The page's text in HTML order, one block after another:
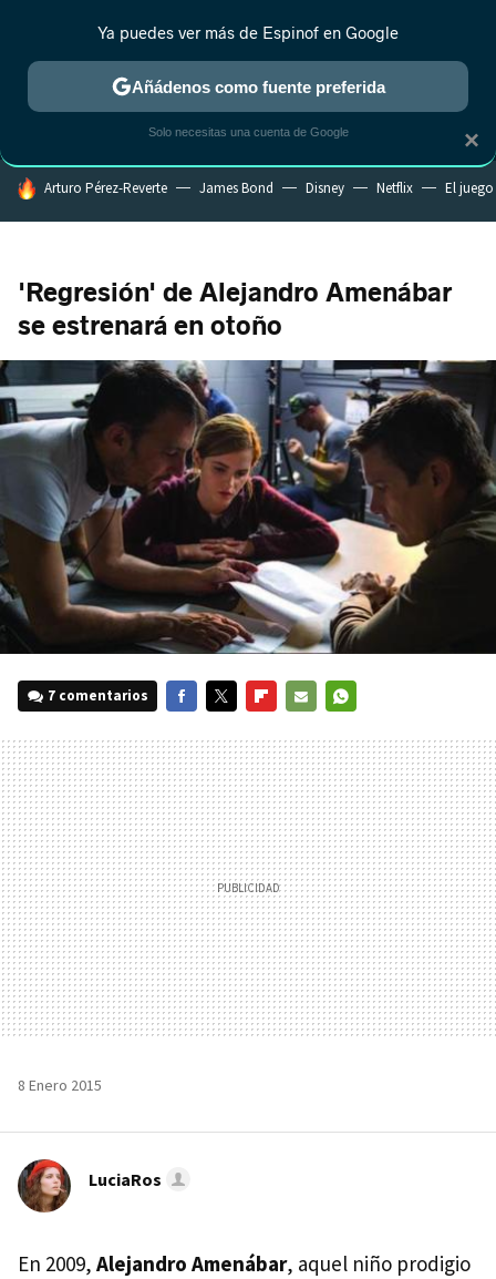
MENÚ NUEVO
ESTRENOS REALITY ANIME RANKINGS CINE
HOY SE HABLA DE
Arturo Pérez-Reverte James Bond Disney Netflix El
'Regresión' de Alejandro Amenábar
se estrenará en otoño
7 comentarios
MAIL
8 Enero 2015
LuciaRos
En 2009, Alejandro Amenábar, aquel niño prodigio
×
Ya puedes ver más de Espinof en Google
Añádenos como fuente preferida
Solo necesitas una cuenta de Google